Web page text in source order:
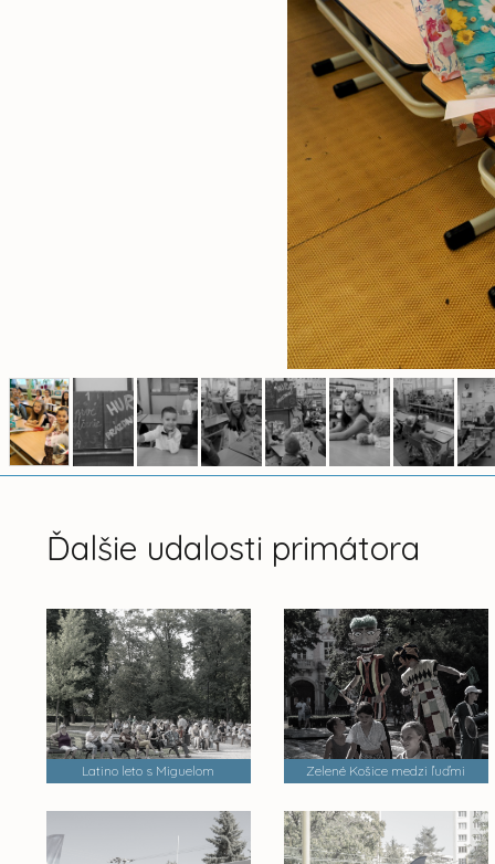
Ďalšie udalosti primátora
Latino leto s Miguelom Zelené Košice medzi ľuďmi